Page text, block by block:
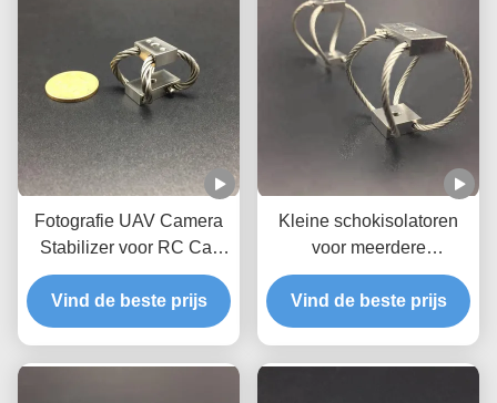
Fotografie UAV Camera
Stabilizer voor RC Car
GR3 Handgemaakte
uitstekende
schokbescherming
Vind de beste prijs
Kleine schokisolatoren
voor meerdere
toepassingen
Vind de beste prijs